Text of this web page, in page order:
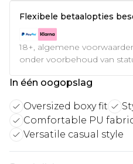
Flexibele betaalopties
18+, algemene
onder voorbehoud van
In één oogopslag
Oversized boxy fit
Comfortable PU
Versatile casual style